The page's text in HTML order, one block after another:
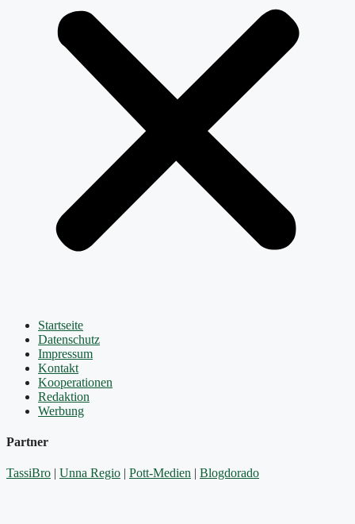
Startseite
Datenschutz
Impressum
Kontakt
Kooperationen
Redaktion
Werbung
Partner
TassiBro Unna Regio Pott-Medien Blogdorado